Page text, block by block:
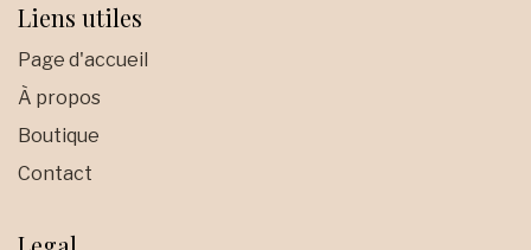
Liens utiles
Page d'accueil
À propos
Boutique
Contact